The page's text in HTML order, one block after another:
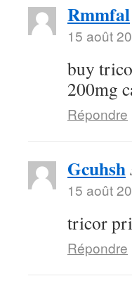
Rmmfal
15 août
buy
200mg
Répondre
Gcuhsh
15 août
tricor
Répondre